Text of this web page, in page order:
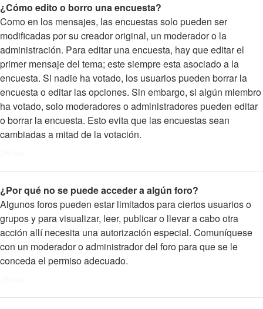
¿Cómo edito o borro una encuesta?
Como en los mensajes, las encuestas solo pueden ser
modificadas por su creador original, un moderador o la
administración. Para editar una encuesta, hay que editar el
primer mensaje del tema; este siempre esta asociado a la
encuesta. Si nadie ha votado, los usuarios pueden borrar la
encuesta o editar las opciones. Sin embargo, si algún miembro
ha votado, solo moderadores o administradores pueden editar
o borrar la encuesta. Esto evita que las encuestas sean
cambiadas a mitad de la votación.
¿Por qué no se puede acceder a algún foro?
Algunos foros pueden estar limitados para ciertos usuarios o
grupos y para visualizar, leer, publicar o llevar a cabo otra
acción allí necesita una autorización especial. Comuníquese
con un moderador o administrador del foro para que se le
conceda el permiso adecuado.